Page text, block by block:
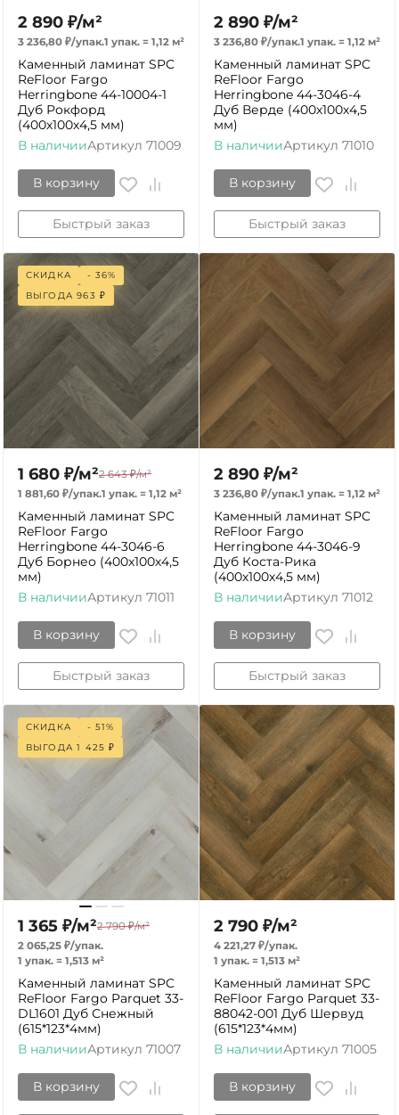
2 890 ₽/м²
3 236,80 ₽/упак.1 упак. = 1,12 м²
Каменный ламинат SPC
ReFloor Fargo
Herringbone 44-10004-1
Дуб Рокфорд
(400х100х4,5 мм)
В наличииАртикул 71009
В корзину
Быстрый заказ
2 890 ₽/м²
3 236,80 ₽/упак.1 упак. = 1,12 м²
Каменный ламинат SPC
ReFloor Fargo
Herringbone 44-3046-4
Дуб Верде (400х100х4,5
мм)
В наличииАртикул 71010
В корзину
Быстрый заказ
СКИДКА
- 36%
ВЫГОДА963 ₽
1 680 ₽/м²2 643 ₽/м²
1 881,60 ₽/упак.1 упак. = 1,12 м²
Каменный ламинат SPC
ReFloor Fargo
Herringbone 44-3046-6
Дуб Борнео (400х100х4,5
мм)
В наличииАртикул 71011
В корзину
Быстрый заказ
2 890 ₽/м²
3 236,80 ₽/упак.1 упак. = 1,12 м²
Каменный ламинат SPC
ReFloor Fargo
Herringbone 44-3046-9
Дуб Коста-Рика
(400х100х4,5 мм)
В наличииАртикул 71012
В корзину
Быстрый заказ
СКИДКА
- 51%
ВЫГОДА1 425 ₽
1 365 ₽/м²2 790 ₽/м²
2 065,25 ₽/упак.
1 упак. = 1,513 м²
Каменный ламинат SPC
ReFloor Fargo Parquet 33-
DL1601 Дуб Снежный
(615*123*4мм)
В наличииАртикул 71007
В корзину
2 790 ₽/м²
4 221,27 ₽/упак.
1 упак. = 1,513 м²
Каменный ламинат SPC
ReFloor Fargo Parquet 33-
88042-001 Дуб Шервуд
(615*123*4мм)
В наличииАртикул 71005
В корзину